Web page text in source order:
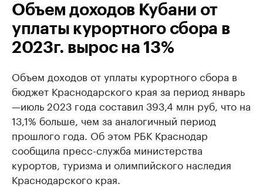
Объем доходов Кубани от
уплаты курортного сбора в
2023г. вырос на 13%
Объем доходов от уплаты курортного сбора в
бюджет Краснодарского края за период январь
—июль 2023 года составил 393,4 млн руб, что на
13,1% больше, чем за аналогичный период
прошлого года. Об этом РБК Краснодар
сообщила пресс-служба министерства
курортов, туризма и олимпийского наследия
Краснодарского края.